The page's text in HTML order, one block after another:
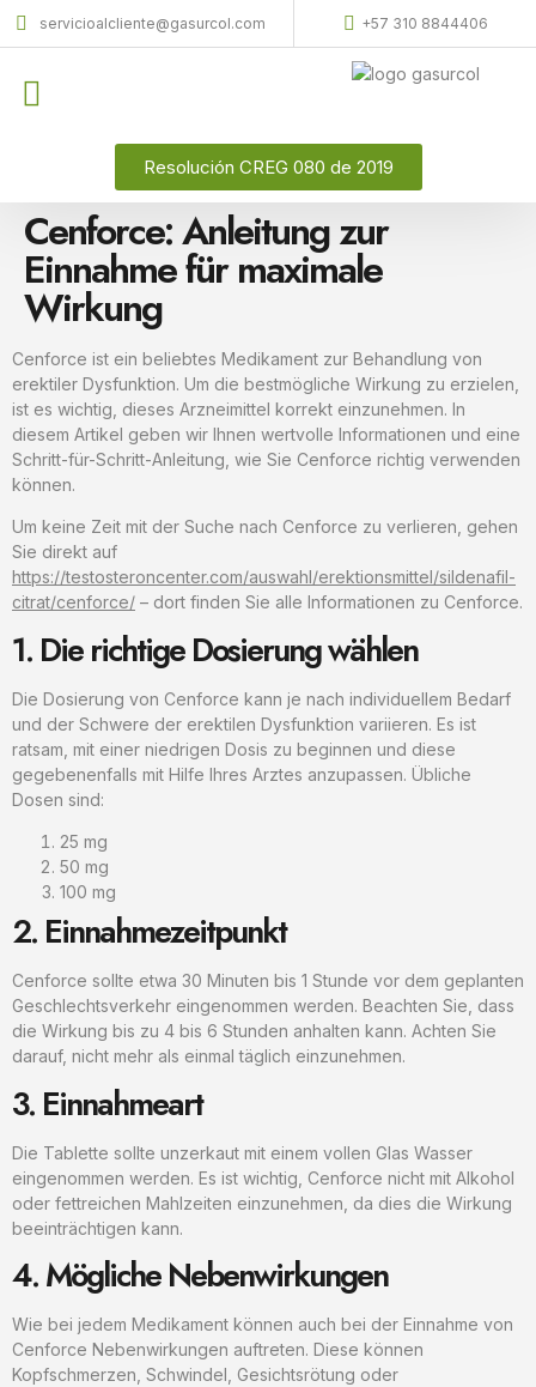
servicioalcliente@gasurcol.com +57 310 8844406
Resolución CREG 080 de 2019
Cenforce: Anleitung zur
Einnahme für maximale
Wirkung
Cenforce ist ein beliebtes Medikament zur Behandlung von
erektiler Dysfunktion. Um die bestmögliche Wirkung zu erzielen,
ist es wichtig, dieses Arzneimittel korrekt einzunehmen. In
diesem Artikel geben wir Ihnen wertvolle Informationen und eine
Schritt-für-Schritt-Anleitung, wie Sie Cenforce richtig verwenden
können.
Um keine Zeit mit der Suche nach Cenforce zu verlieren, gehen
Sie direkt auf
https://testosteroncenter.com/auswahl/erektionsmittel/sildenafil-
citrat/cenforce/ – dort finden Sie alle Informationen zu Cenforce.
1. Die richtige Dosierung wählen
Die Dosierung von Cenforce kann je nach individuellem Bedarf
und der Schwere der erektilen Dysfunktion variieren. Es ist
ratsam, mit einer niedrigen Dosis zu beginnen und diese
gegebenenfalls mit Hilfe Ihres Arztes anzupassen. Übliche
Dosen sind:
25 mg
50 mg
100 mg
2. Einnahmezeitpunkt
Cenforce sollte etwa 30 Minuten bis 1 Stunde vor dem geplanten
Geschlechtsverkehr eingenommen werden. Beachten Sie, dass
die Wirkung bis zu 4 bis 6 Stunden anhalten kann. Achten Sie
darauf, nicht mehr als einmal täglich einzunehmen.
3. Einnahmeart
Die Tablette sollte unzerkaut mit einem vollen Glas Wasser
eingenommen werden. Es ist wichtig, Cenforce nicht mit Alkohol
oder fettreichen Mahlzeiten einzunehmen, da dies die Wirkung
beeinträchtigen kann.
4. Mögliche Nebenwirkungen
Wie bei jedem Medikament können auch bei der Einnahme von
Cenforce Nebenwirkungen auftreten. Diese können
Kopfschmerzen, Schwindel, Gesichtsrötung oder